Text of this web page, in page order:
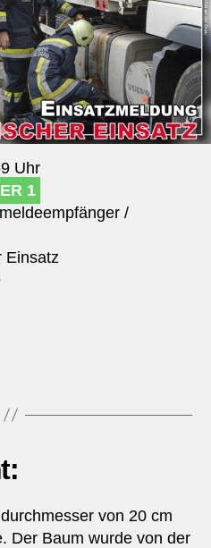
Uhr
1
/
Einsatz
von 20 cm
Der Baum wurde von der